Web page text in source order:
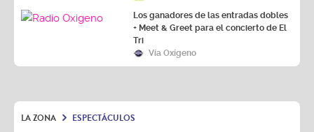
Los ganadores de las entradas dobles
+ Meet & Greet para el concierto de El
Tri
Vía Oxígeno
LA ZONA ESPECTÁCULOS